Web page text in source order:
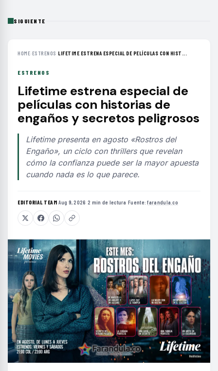
SIGUIENTE
HOME›ESTRENOS ›LIFETIME ESTRENA ESPECIAL DE PELÍCULAS CON HIST...
ESTRENOS
Lifetime estrena especial de
películas con historias de
engaños y secretos peligrosos
Lifetime presenta en agosto «Rostros del
Engaño», un ciclo con thrillers que revelan
cómo la confianza puede ser la mayor apuesta
cuando nada es lo que parece.
EDITORIAL TEAM·Aug 9, 2026 ·2 min de lectura ·Fuente:farandula.co